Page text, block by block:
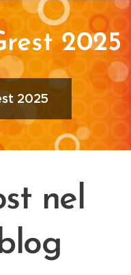
2025
2025
nel